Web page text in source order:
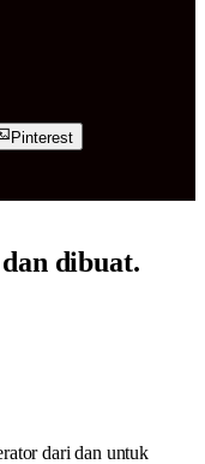
Pinterest
dibuat.
dari dan untuk